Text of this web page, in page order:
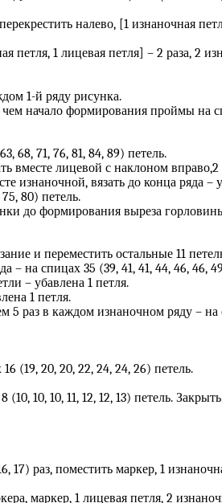
налево, [1 изнаночная
1 лицевая петля] – 2 раза, 2
1-й ряду рисунка.
начало формирования проймы на
68, 71, 76, 81, 84, 89) петель.
вместе лицевой с наклоном
изнаночной, вязать до конца ряда –
80) петель.
до формирования выреза
и переместить остальные 11
– на спицах 35 (39, 41, 41, 44, 46, 46,
– убавлена 1 петля.
1 петля.
раз в каждом изнаночном ряду – на
(19, 20, 20, 22, 24, 24, 26) петель.
10, 10, 11, 12, 12, 13) петель.
17) раз, поместить маркер, 1
маркер, 1 лицевая петля, 2